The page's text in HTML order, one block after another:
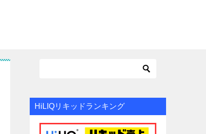
HiLIQリキッドランキング